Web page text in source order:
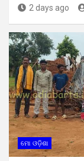
2 days ago
ମୋ ଓଡ଼ିଶା